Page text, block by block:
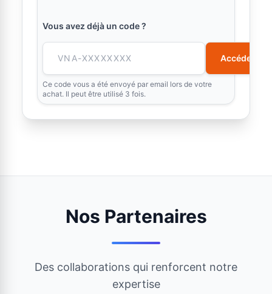
Vous avez déjà un code ?
Accéder
Ce code vous a été envoyé par email lors de votre
achat. Il peut être utilisé 3 fois.
Nos Partenaires
Des collaborations qui renforcent notre
expertise